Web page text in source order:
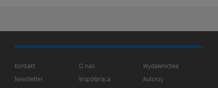
Kontakt
Newsletter
O nas
Współpraca
Wydawnictwa
Autorzy